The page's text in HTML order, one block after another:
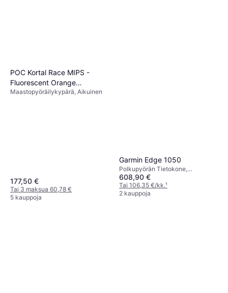
POC Kortal Race MIPS -
Fluorescent Orange
AVIP/Uranium Black Matt
Maastopyöräilykypärä, Aikuinen
177,50 €
Tai 3 maksua 60,78 €
5 kauppoja
Garmin Edge 1050
Polkupyörän Tietokone,
Värinäyttö, Kosketusnäyttö
608,90 €
Tai 106,35 €/kk.¹
2 kauppoja